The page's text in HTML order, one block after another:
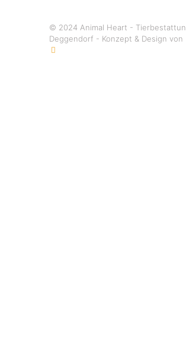
© 2024 Animal Heart -
Deggendorf - Konzept & Design von